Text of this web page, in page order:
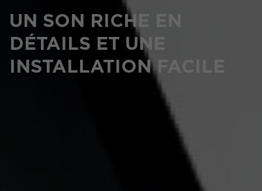
UN SON RICHE EN
DÉTAILS ET UNE
INSTALLATION FACILE